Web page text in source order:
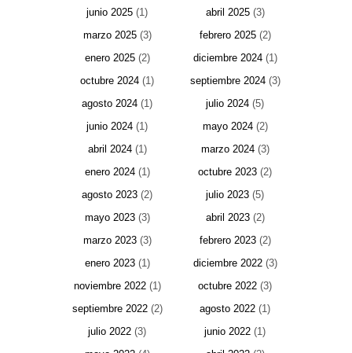
junio 2025 (1) abril 2025(3)
marzo 2025(3) febrero 2025(2)
enero 2025(2) diciembre 2024(1)
octubre 2024 (1) septiembre 2024(3)
agosto 2024 (1) julio 2024 (5)
junio 2024 (1) mayo 2024(2)
abril 2024(1) marzo 2024(3)
enero 2024(1) octubre 2023 (2)
agosto 2023 (2) julio 2023 (5)
mayo 2023(3) abril 2023(2)
marzo 2023(3) febrero 2023(2)
enero 2023(1) diciembre 2022(3)
noviembre 2022(1) octubre 2022 (3)
septiembre 2022(2) agosto 2022 (1)
julio 2022 (3) junio 2022 (1)